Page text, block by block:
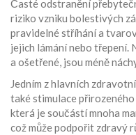
Časté odstranění
riziko vzniku bolestivých
pravidelné stříhání a
jejich lámání nebo třepení.
a ošetřené, jsou méně
Jedním z hlavních
také stimulace
která je součástí mnoha
což může podpořit zdravý